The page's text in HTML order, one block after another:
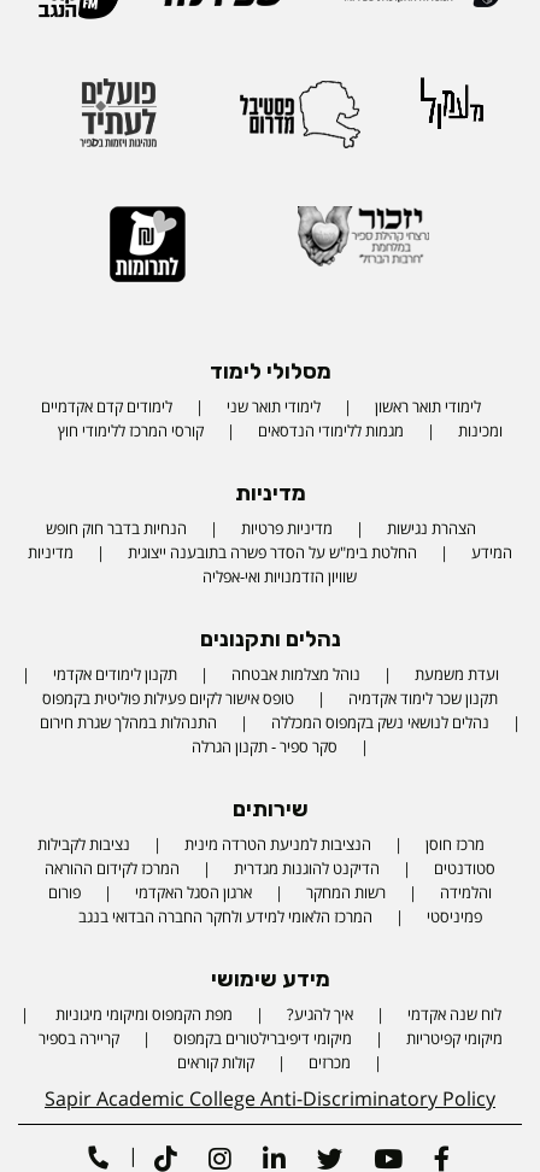
מסלולי לימוד
לימודי תואר ראשון לימודי תואר שני
לימודים קדם אקדמיים
ומכינות
מגמות ללימודי הנדסאים קורסי המרכז ללימודי חוץ
מדיניות
הצהרת נגישות מדיניות פרטיות
הנחיות בדבר חוק חופש
המידע
החלטת בימ"ש על הסדר פשרה בתובענה ייצוגית
מדיניות
שוויון הזדמנויות ואי-אפליה
נהלים ותקנונים
ועדת משמעת נוהל מצלמות אבטחה
תקנון לימודים אקדמי
תקנון שכר לימוד אקדמיה
טופס אישור לקיום פעילות פוליטית בקמפוס
נהלים לנושאי נשק בקמפוס המכללה
התנהלות במהלך שגרת חירום
סקר ספיר - תקנון הגרלה
שירותים
מרכז חוסן הנציבות למניעת הטרדה מינית
נציבות לקבילות
סטודנטים
הדיקנט להוגנות מגדרית
המרכז לקידום ההוראה
והלמידה
רשות המחקר ארגון הסגל האקדמי
פורום
פמיניסטי
המרכז הלאומי למידע ולחקר החברה הבדואי בנגב
מידע שימושי
לוח שנה אקדמי איך להגיע?
מפת הקמפוס ומיקומי מיגוניות
מיקומי קפיטריות
מיקומי דיפיברילטורים בקמפוס
קריירה בספיר
מכרזים
קולות קוראים
Sapir Academic College Anti-Discriminatory Policy
Facebook
Youtube
Twitter
Linkedin
Instagram
Tiktok
|
Phone number